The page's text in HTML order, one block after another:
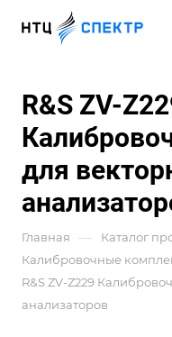
R&S ZV-
для
Главная — Каталог
Калибровочные
R&S ZV-Z229
анализаторов